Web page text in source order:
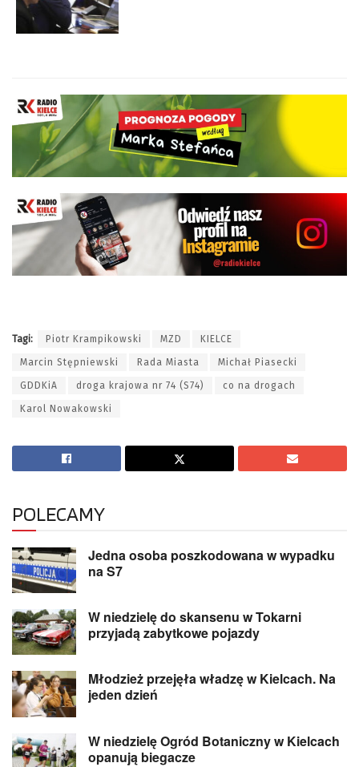
Tagi: Piotr Krampikowski MZD KIELCE
Marcin Stępniewski Rada Miasta Michał Piasecki
GDDKiA droga krajowa nr 74 (S74) co na drogach
Karol Nowakowski
POLECAMY
Jedna osoba poszkodowana w wypadku
na S7
W niedzielę do skansenu w Tokarni
przyjadą zabytkowe pojazdy
Młodzież przejęła władzę w Kielcach. Na
jeden dzień
W niedzielę Ogród Botaniczny w Kielcach
opanują biegacze